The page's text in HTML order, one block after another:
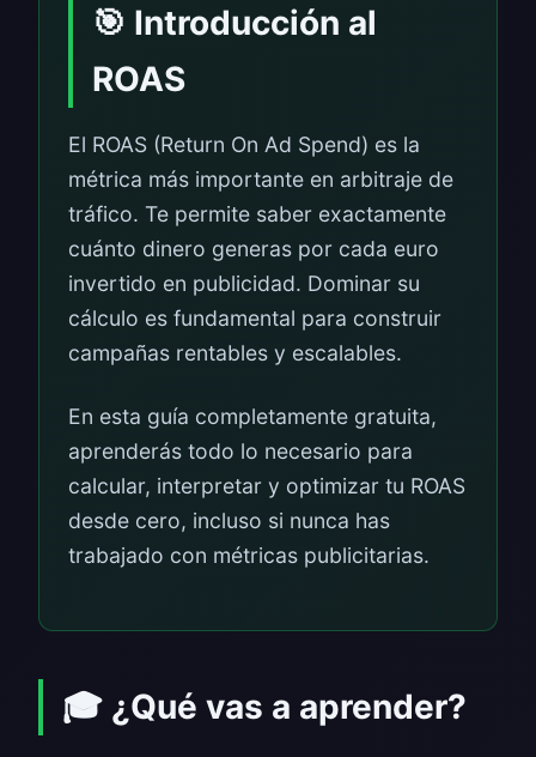
🎯 Introducción al
ROAS
El ROAS (Return On Ad Spend) es la
métrica más importante en arbitraje de
tráfico. Te permite saber exactamente
cuánto dinero generas por cada euro
invertido en publicidad. Dominar su
cálculo es fundamental para construir
campañas rentables y escalables.
En esta guía completamente gratuita,
aprenderás todo lo necesario para
calcular, interpretar y optimizar tu ROAS
desde cero, incluso si nunca has
trabajado con métricas publicitarias.
🎓 ¿Qué vas a aprender?